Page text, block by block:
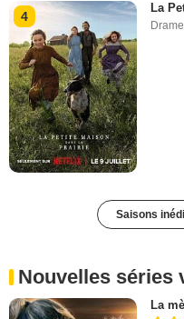
4
La
Drame
Saisons
Nouvelles séries
La